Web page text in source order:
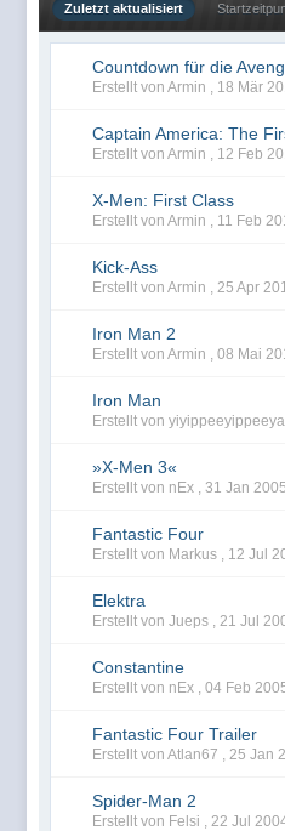
Zuletzt aktualisiert
Countdown für die
Erstellt von Armin , 18 Mär
Captain America: The
Erstellt von Armin , 12 Feb
X-Men: First Class
Erstellt von Armin , 11 Feb
Kick-Ass
Erstellt von Armin , 25 Apr
Iron Man 2
Erstellt von Armin , 08 Mai
Iron Man
Erstellt von
»X-Men 3«
Erstellt von nEx , 31 Jan 2005
Fantastic Four
Erstellt von Markus , 12 Jul
Elektra
Erstellt von Jueps , 21 Jul
Constantine
Erstellt von nEx , 04 Feb
Fantastic Four Trailer
Erstellt von Atlan67 , 25 Jan
Spider-Man 2
Erstellt von Felsi , 22 Jul